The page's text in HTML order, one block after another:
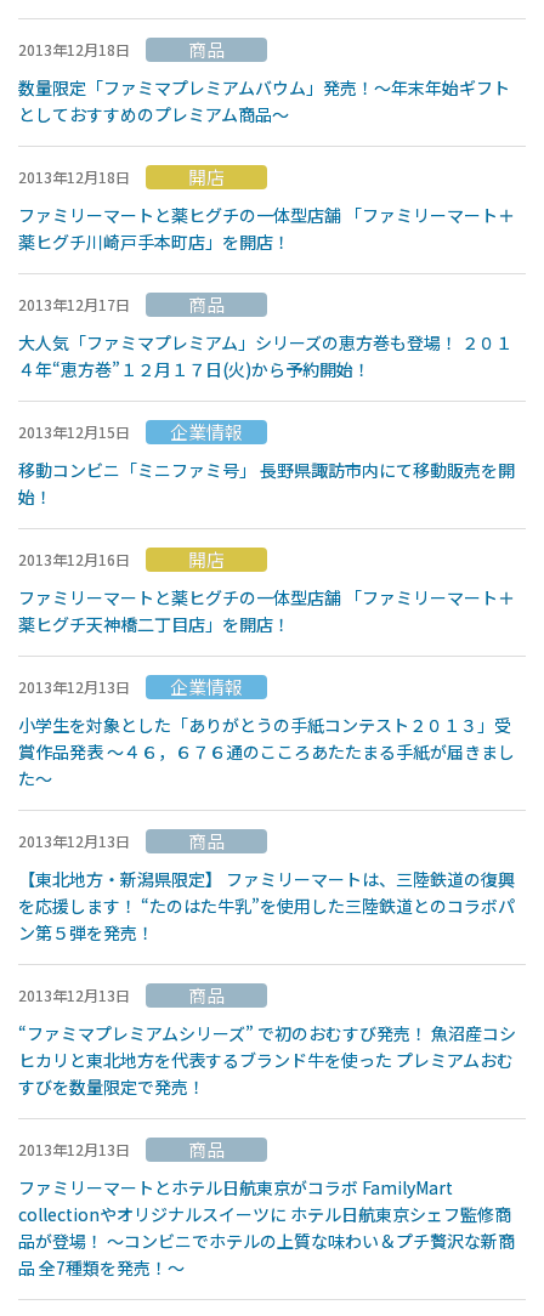
2013年12月18日 商品
数量限定「ファミマプレミアムバウム」発売！〜年末年始ギフト
としておすすめのプレミアム商品〜
2013年12月18日 開店
ファミリーマートと薬ヒグチの一体型店舗 「ファミリーマート＋
薬ヒグチ川崎戸手本町店」を開店！
2013年12月17日 商品
大人気「ファミマプレミアム」シリーズの恵方巻も登場！ ２０１
４年“恵方巻”１２月１７日(火)から予約開始！
2013年12月15日 企業情報
移動コンビニ「ミニファミ号」 長野県諏訪市内にて移動販売を開
始！
2013年12月16日 開店
ファミリーマートと薬ヒグチの一体型店舗 「ファミリーマート＋
薬ヒグチ天神橋二丁目店」を開店！
2013年12月13日 企業情報
小学生を対象とした「ありがとうの手紙コンテスト２０１３」受
賞作品発表 〜４６，６７６通のこころあたたまる手紙が届きまし
た〜
2013年12月13日 商品
【東北地方・新潟県限定】 ファミリーマートは、三陸鉄道の復興
を応援します！ “たのはた牛乳”を使用した三陸鉄道とのコラボパ
ン第５弾を発売！
2013年12月13日 商品
“ファミマプレミアムシリーズ” で初のおむすび発売！ 魚沼産コシ
ヒカリと東北地方を代表するブランド牛を使った プレミアムおむ
すびを数量限定で発売！
2013年12月13日 商品
ファミリーマートとホテル日航東京がコラボ FamilyMart
collectionやオリジナルスイーツに ホテル日航東京シェフ監修商
品が登場！ ～コンビニでホテルの上質な味わい＆プチ贅沢な新商
品 全7種類を発売！～